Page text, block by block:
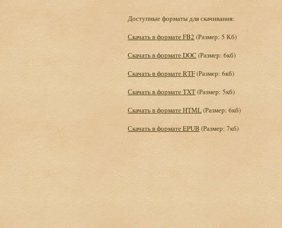
Доступные форматы для скачивания:
Скачать в формате FB2 (Размер: 5 Кб)
Скачать в формате DOC (Размер: 6кб)
Скачать в формате RTF(Размер: 6кб)
Скачать в формате TXT(Размер: 5кб)
Скачать в формате HTML(Размер: 6кб)
Скачать в формате EPUB (Размер: 7кб)